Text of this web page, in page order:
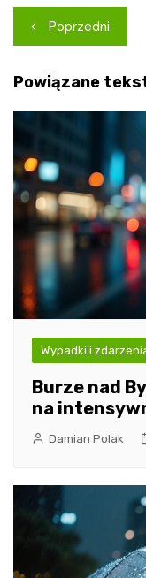
Nawigacja
wpisu
Poprzedni
Powiązane
Wypadki i
Burze nad
na
Damian Polak